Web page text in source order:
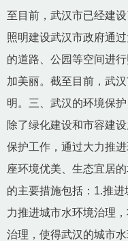
至目前，武汉市已经建
照明建设武汉市政府通
的道路、公园等空间进
加美丽。截至目前，武
明。三、武汉的环境保护
除了绿化建设和市容建
保护工作，通过大力推
座环境优美、生态宜居
的主要措施包括：1.推
力推进城市水环境治理
治理，使得武汉的城市